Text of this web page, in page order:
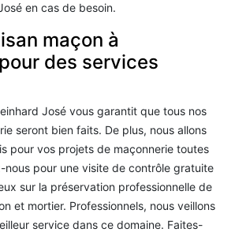
en cas de besoin.
maçon à
des services
José vous garantit que tous nos
seront bien faits. De plus, nous allons
pour vos projets de maçonnerie toutes
nous pour une visite de contrôle gratuite
sur la préservation professionnelle de
et mortier. Professionnels, nous veillons
service dans ce domaine. Faites-